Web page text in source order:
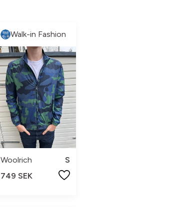
Walk-in Fashion
Woolrich
S
749 SEK